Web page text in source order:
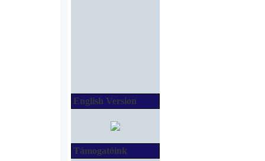
English Version
Támogatóink